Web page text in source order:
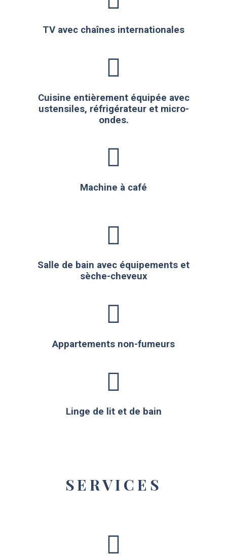
TV avec chaînes internationales
Cuisine entièrement équipée avec
ustensiles, réfrigérateur et micro-
ondes.
Machine à café
Salle de bain avec équipements et
sèche-cheveux
Appartements non-fumeurs
Linge de lit et de bain
SERVICES